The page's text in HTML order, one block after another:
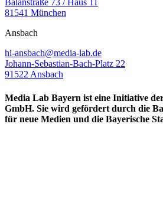
Balanstraße 73 / Haus 11
81541 München
Ansbach
hi-ansbach@media-lab.de
Johann-Sebastian-Bach-Platz 22
91522 Ansbach
Media Lab Bayern ist eine Initiative
GmbH. Sie wird gefördert durch die
für neue Medien und die Bayerische